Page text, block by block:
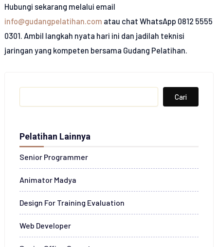
Hubungi sekarang melalui email
info@gudangpelatihan.com atau chat WhatsApp 0812 5555
0301. Ambil langkah nyata hari ini dan jadilah teknisi
jaringan yang kompeten bersama Gudang Pelatihan.
Search
Cari
Pelatihan Lainnya
Senior Programmer
Animator Madya
Design For Training Evaluation
Web Developer